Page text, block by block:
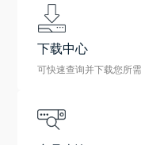
下载中心
可快速查询并下载您所